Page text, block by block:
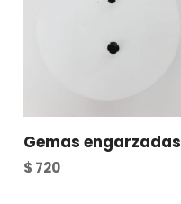
Gemas engarzadas
$ 720